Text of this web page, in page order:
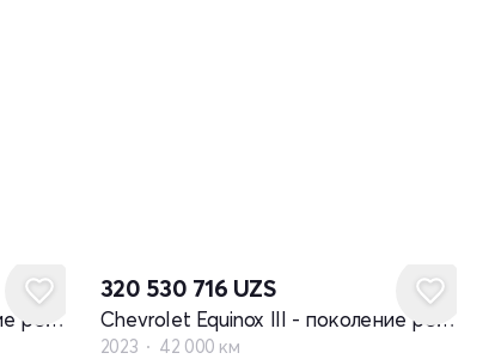
Chevrolet Equinox III - поколение рестайлинг
320 530 716 UZS
Chevrolet Equinox III - поколение рестайлинг
2023 42 000 км